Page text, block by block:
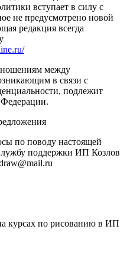
вступает в силу с
не предусмотрено новой
редакция всегда
между
в связи с
подлежит
по поводу настоящей
поддержки ИП Козлов
курсах по рисованию в ИП